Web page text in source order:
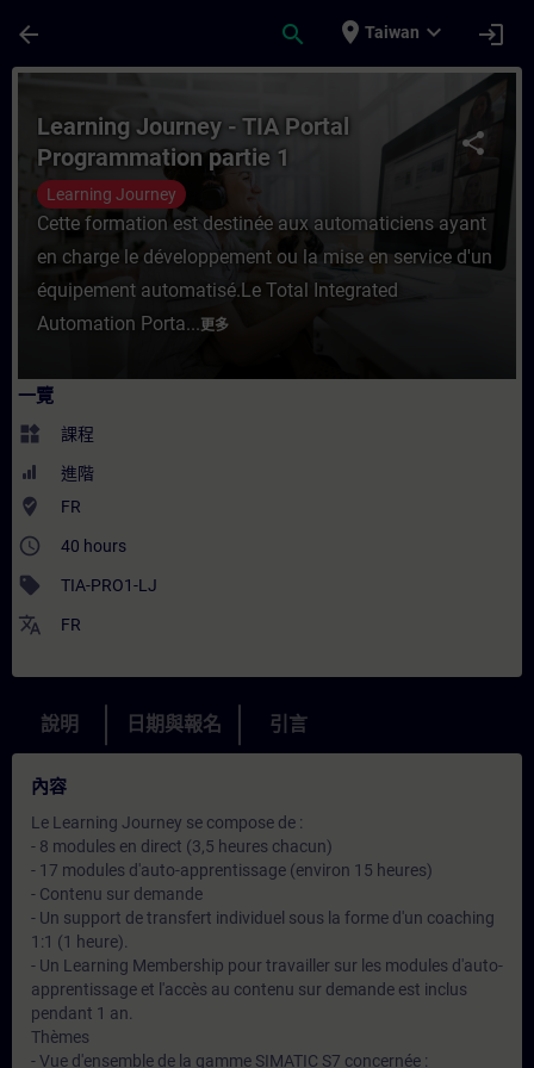
arrow_back search place Taiwan expand_more login
課程 - Learning Journey - TIA Portal
share
Learning Journey - TIA Portal
Programmation partie 1
Learning Journey
Cette formation est destinée aux automaticiens ayant
en charge le développement ou la mise en service d'un
équipement automatisé.Le Total Integrated
Automation Porta...更多
一覽
widgets 課程
進階
where_to_vote FR
access_time 40 hours
sell TIA-PRO1-LJ
translate FR
說明 日期與報名 引言
內容
Le Learning Journey se compose de :
- 8 modules en direct (3,5 heures chacun)
- 17 modules d'auto-apprentissage (environ 15 heures)
- Contenu sur demande
- Un support de transfert individuel sous la forme d'un coaching
1:1 (1 heure).
- Un Learning Membership pour travailler sur les modules d'auto-
apprentissage et l'accès au contenu sur demande est inclus
pendant 1 an.
Thèmes
- Vue d'ensemble de la gamme SIMATIC S7 concernée :